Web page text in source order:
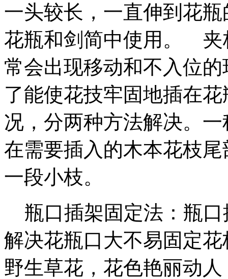
一头较长，一直伸到花
花瓶和剑简中使用。 夹
常会出现移动和不入位
了能使花技牢固地插在
况，分两种方法解决。
在需要插入的木本花枝
一段小枝。
瓶口插架固定法：瓶口
解决花瓶口大不易固定
野生草花，花色艳丽动